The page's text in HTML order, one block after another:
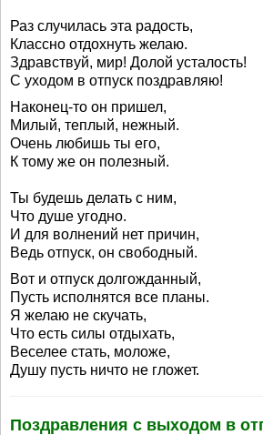
Раз случилась эта радость,
Классно отдохнуть желаю.
Здравствуй, мир! Долой усталость!
С уходом в отпуск поздравляю!
Наконец-то он пришел,
Милый, теплый, нежный.
Очень любишь ты его,
К тому же он полезный.
Ты будешь делать с ним,
Что душе угодно.
И для волнений нет причин,
Ведь отпуск, он свободный.
Вот и отпуск долгожданный,
Пусть исполнятся все планы.
Я желаю не скучать,
Что есть силы отдыхать,
Веселее стать, моложе,
Душу пусть ничто не гложет.
Поздравления с выходом в